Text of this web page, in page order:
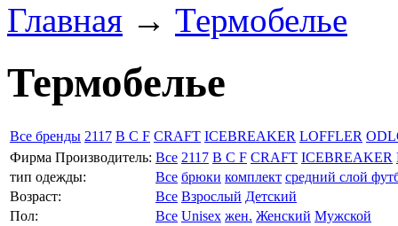
Главная → Термобелье
Термобелье
Все бренды 2117 B C F CRAFT ICEBREAKER LOFFLER
Фирма Производитель: Все 2117 B C F CRAFT ICEBREAKER
тип одежды:
Все брюки комплект средний слой
Возраст:
Все Взрослый Детский
Пол:
Все Unisex жен. Женский Мужской